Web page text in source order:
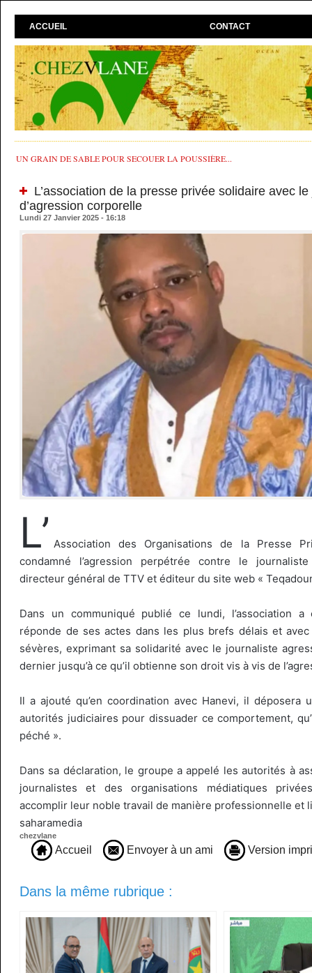
ACCUEIL CONTACT
UN GRAIN DE SABLE POUR SECOUER LA POUSSIÈRE...
L’association de la presse privée solidaire avec
d’agression corporelle
Lundi 27 Janvier 2025 - 16:18
L’ Association des Organisations de la Presse
condamné l’agression perpétrée contre le
directeur général de TTV et éditeur du site web «
Dans un communiqué publié ce lundi, l’association a
réponde de ses actes dans les plus brefs délais et
sévères, exprimant sa solidarité avec le journaliste
dernier jusqu’à ce qu’il obtienne son droit vis à vis de
Il a ajouté qu’en coordination avec Hanevi, il déposera
autorités judiciaires pour dissuader ce comportement,
péché ».
Dans sa déclaration, le groupe a appelé les autorités à
journalistes et des organisations médiatiques
accomplir leur noble travail de manière professionnelle et
saharamedia
chezvlane
Accueil Envoyer à un ami Version
Dans la même rubrique :